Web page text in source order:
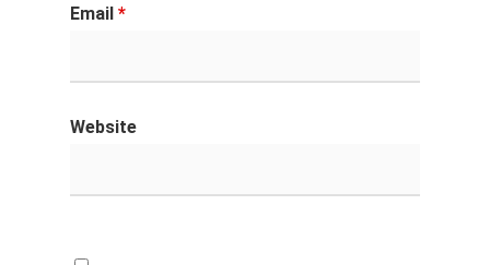
Email *
Website